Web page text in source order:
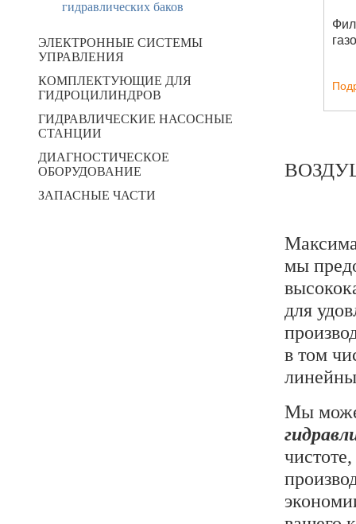
гидравлических баков
ЭЛЕКТРОННЫЕ СИСТЕМЫ
УПРАВЛЕНИЯ
КОМПЛЕКТУЮЩИЕ ДЛЯ
ГИДРОЦИЛИНДРОВ
ГИДРАВЛИЧЕСКИЕ НАСОСНЫЕ
СТАНЦИИ
ДИАГНОСТИЧЕСКОЕ
ОБОРУДОВАНИЕ
ЗАПАСНЫЕ ЧАСТИ
мы
для
в том
Мы